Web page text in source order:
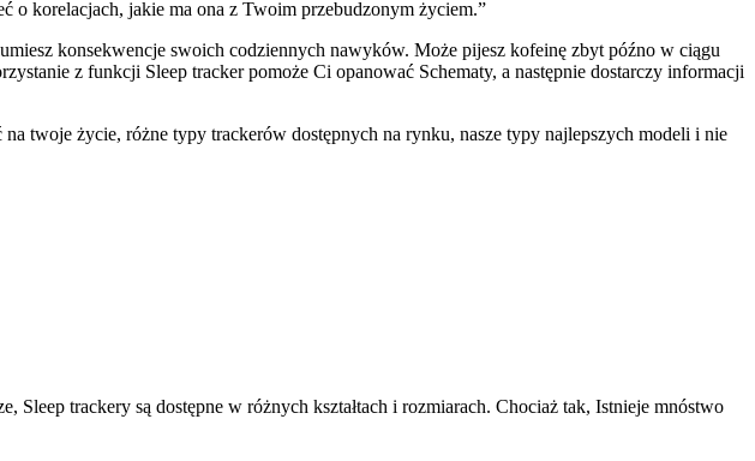
o korelacjach, jakie ma ona z Twoim przebudzonym życiem.”
konsekwencje swoich codziennych nawyków. Może pijesz kofeinę zbyt późno w ciągu
z funkcji Sleep tracker pomoże Ci opanować Schematy, a następnie dostarczy informacji
twoje życie, różne typy trackerów dostępnych na rynku, nasze typy najlepszych modeli i nie
Sleep trackery są dostępne w różnych kształtach i rozmiarach. Chociaż tak, Istnieje mnóstwo